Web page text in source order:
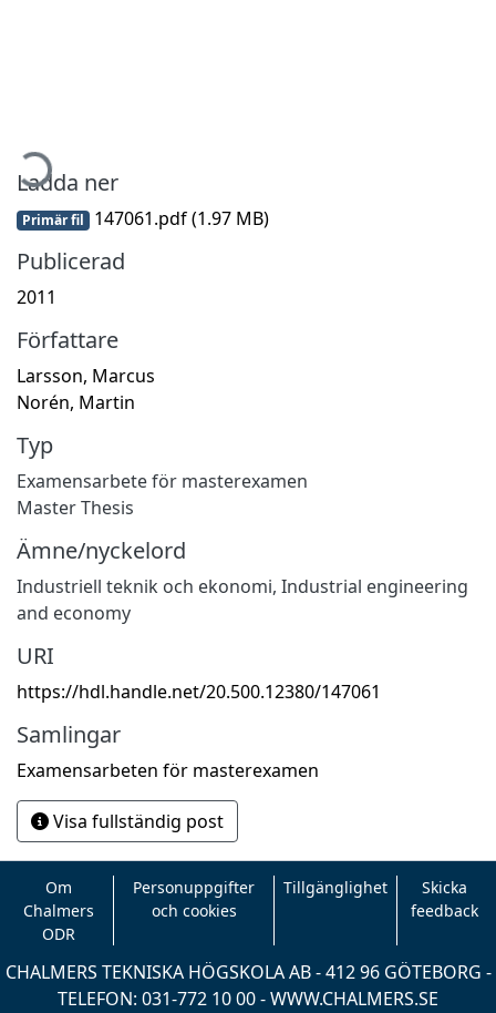
Ladda ner
Primär fil 147061.pdf(1.97 MB)
Publicerad
2011
Författare
Larsson, Marcus
Norén, Martin
Typ
Examensarbete för masterexamen
Master Thesis
Ämne/nyckelord
Industriell teknik och ekonomi, Industrial engineering
and economy
URI
https://hdl.handle.net/20.500.12380/147061
Samlingar
Examensarbeten för masterexamen
Visa fullständig post
Om
Chalmers
ODR
Personuppgifter
och cookies
Tillgänglighet
Skicka
feedback
CHALMERS TEKNISKA HÖGSKOLA AB - 412 96 GÖTEBORG -
TELEFON: 031-772 10 00 -WWW.CHALMERS.SE